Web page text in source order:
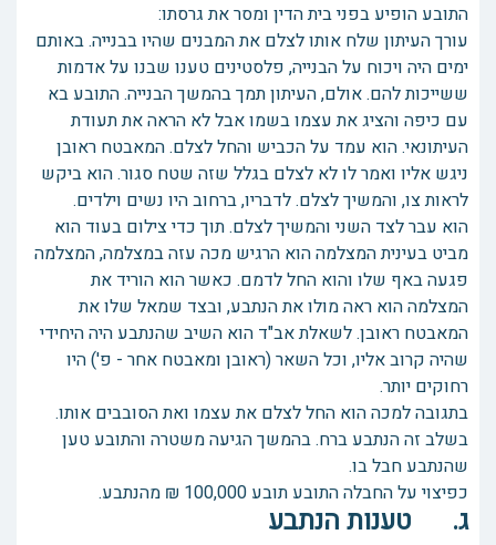
התובע הופיע בפני בית הדין ומסר את גרסתו:
עורך העיתון שלח אותו לצלם את המבנים שהיו בבנייה. באותם
ימים היה ויכוח על הבנייה, פלסטינים טענו שבנו על אדמות
ששייכות להם. אולם, העיתון תמך בהמשך הבנייה. התובע בא
עם כיפה והציג את עצמו בשמו אבל לא הראה את תעודת
העיתונאי. הוא עמד על הכביש והחל לצלם. המאבטח ראובן
ניגש אליו ואמר לו לא לצלם בגלל שזה שטח סגור. הוא ביקש
לראות צו, והמשיך לצלם. לדבריו, ברחוב היו נשים וילדים.
הוא עבר לצד השני והמשיך לצלם. תוך כדי צילום בעוד הוא
מביט בעינית המצלמה הוא הרגיש מכה עזה במצלמה, המצלמה
פגעה באף שלו והוא החל לדמם. כאשר הוא הוריד את
המצלמה הוא ראה מולו את הנתבע, ובצד שמאל שלו את
המאבטח ראובן. לשאלת אב"ד הוא השיב שהנתבע היה היחידי
שהיה קרוב אליו, וכל השאר (ראובן ומאבטח אחר - פ') היו
רחוקים יותר.
בתגובה למכה הוא החל לצלם את עצמו ואת הסובבים אותו.
בשלב זה הנתבע ברח. בהמשך הגיעה משטרה והתובע טען
שהנתבע חבל בו.
כפיצוי על החבלה התובע תובע 100,000 ₪ מהנתבע.
ג. טענות הנתבע